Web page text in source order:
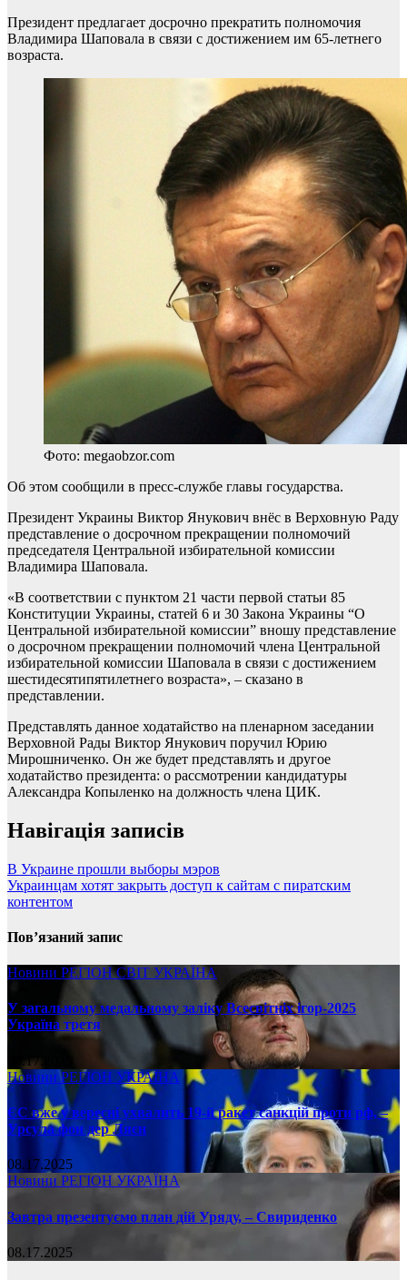
Президент предлагает досрочно прекратить полномочия
Владимира Шаповала в связи с достижением им 65-летнего
возраста.
Фото: megaobzor.com
Об этом сообщили в пресс-службе главы государства.
Президент Украины Виктор Янукович внёс в Верховную Раду
представление о досрочном прекращении полномочий
председателя Центральной избирательной комиссии
Владимира Шаповала.
«В соответствии с пунктом 21 части первой статьи 85
Конституции Украины, статей 6 и 30 Закона Украины “О
Центральной избирательной комиссии” вношу представление
о досрочном прекращении полномочий члена Центральной
избирательной комиссии Шаповала в связи с достижением
шестидесятипятилетнего возраста», – сказано в
представлении.
Представлять данное ходатайство на пленарном заседании
Верховной Рады Виктор Янукович поручил Юрию
Мирошниченко. Он же будет представлять и другое
ходатайство президента: о рассмотрении кандидатуры
Александра Копыленко на должность члена ЦИК.
Навігація записів
В Украине прошли выборы мэров
Украинцам хотят закрыть доступ к сайтам с пиратским
контентом
Пов’язаний запис
Новини РЕГІОНСВІТ УКРАЇНА
У загальному медальному заліку Всесвітніх ігор-2025
Україна третя
08.17.2025
НовиниРЕГІОН УКРАЇНА
ЄС вже у вересні ухвалить 19-й ракет санкцій проти рф, –
Урсула фон дер Ляєн
08.17.2025
Новини РЕГІОН УКРАЇНА
Завтра презентуємо план дій Уряду, – Свириденко
08.17.2025